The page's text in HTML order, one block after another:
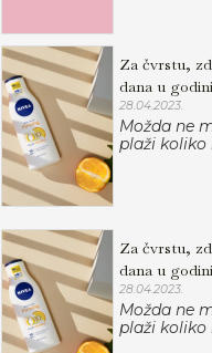
Za čvrstu,
dana u godini
28.04.2023.
Možda ne
plaži koliko
Za čvrstu,
dana u godini
28.04.2023.
Možda ne
plaži koliko